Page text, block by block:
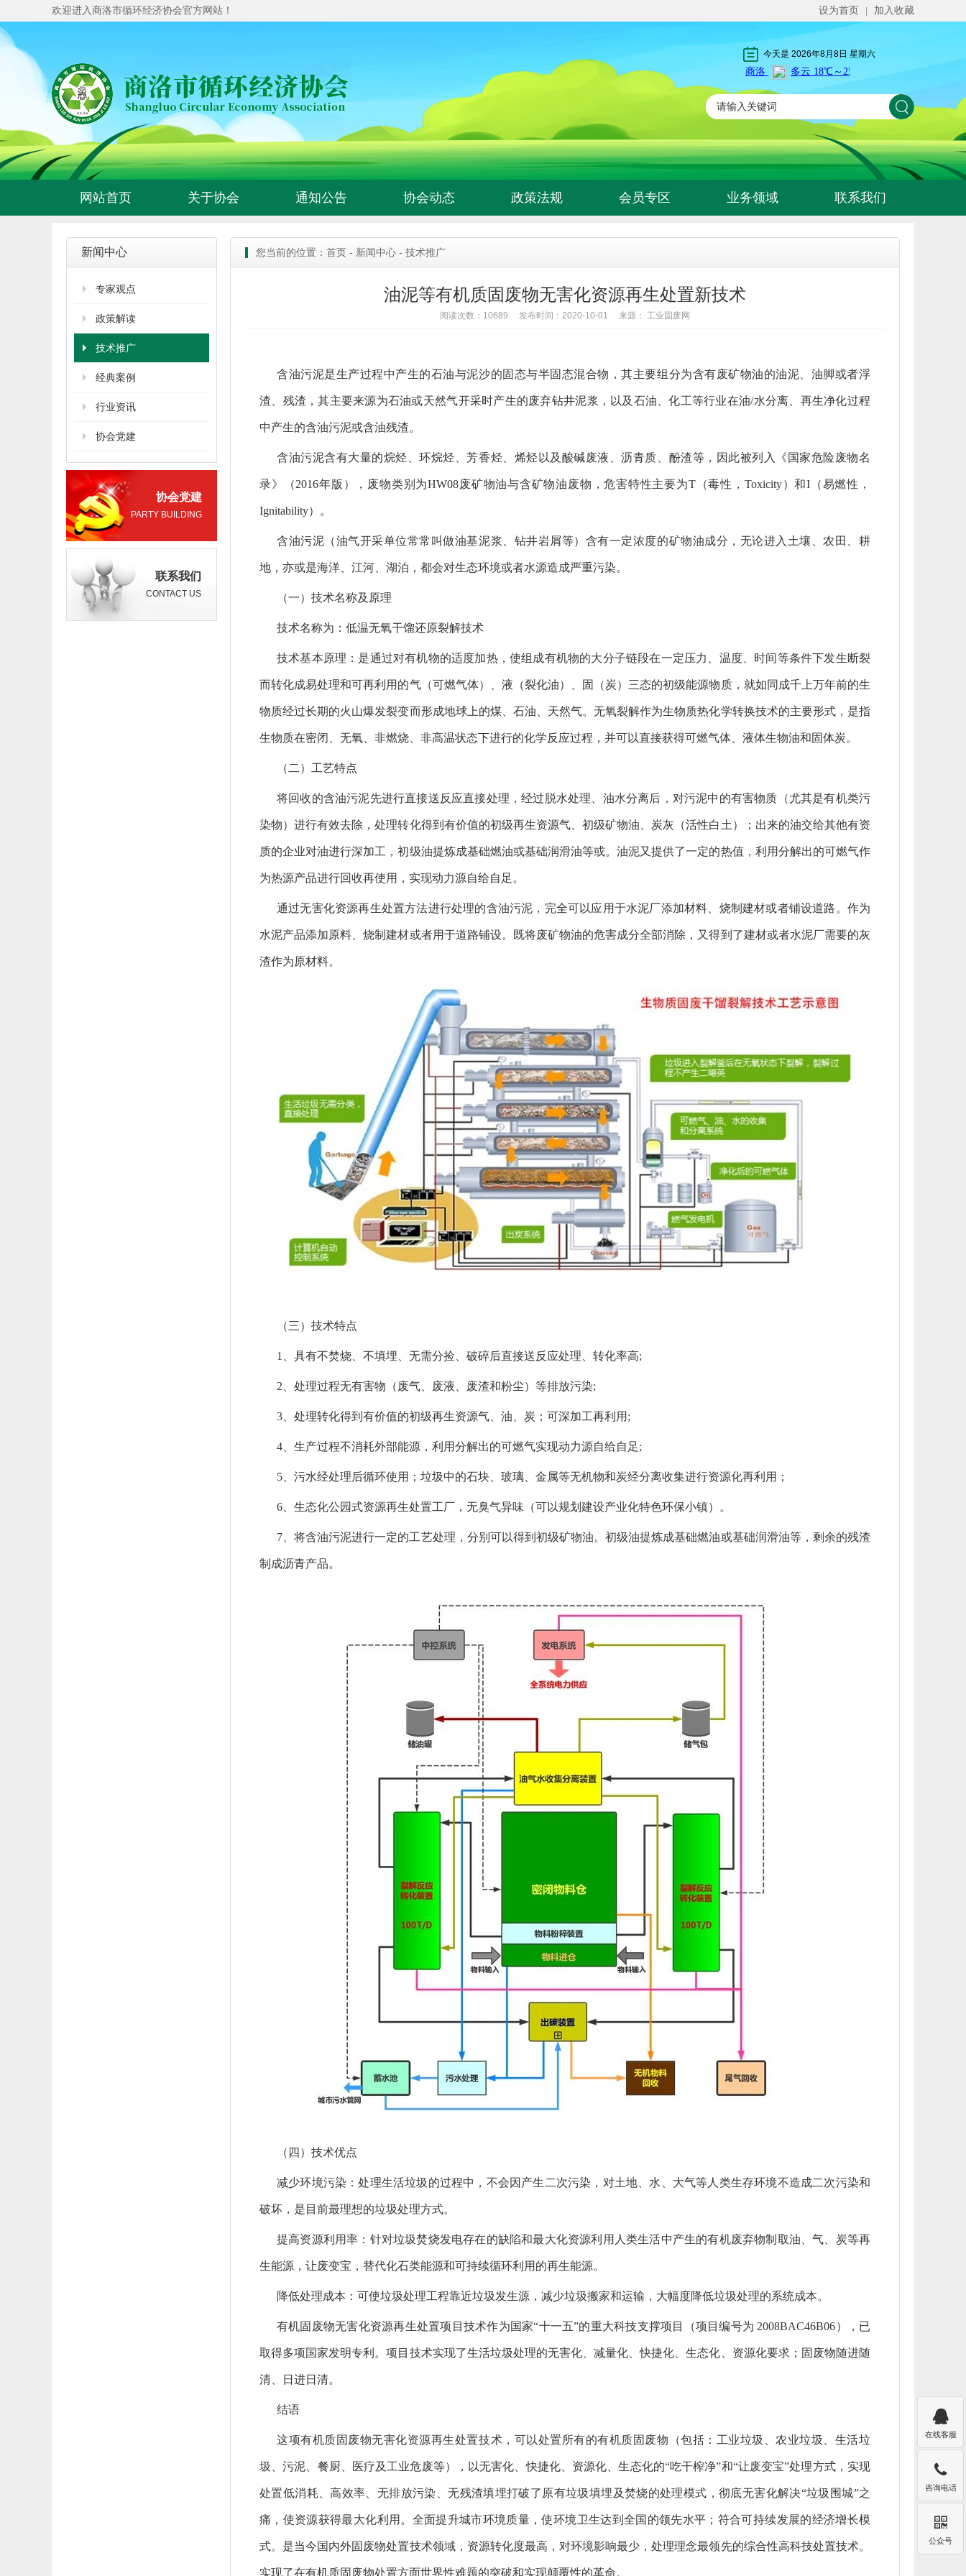
欢迎进入商洛市循环经济协会官方网站！ 设为首页 加入收藏
今天是 2026年8月8日 星期六
网站首页 关于协会 通知公告 协会动态 政策法规 会员专区 业务领域 联系我们
新闻中心
专家观点
政策解读
技术推广
经典案例
行业资讯
协会党建
协会党建
PARTY BUILDING
联系我们
CONTACT US
您当前的位置： 首页 - 新闻中心 - 技术推广
油泥等有机质固废物无害化资源再生处置新技术
阅读次数：10689 发布时间：2020-10-01 来源： 工业固废网
含油污泥是生产过程中产生的石油与泥沙的固态与半固态混合物，其主要组分为含有废矿物油的油泥、油脚或者浮
渣、残渣，其主要来源为石油或天然气开采时产生的废弃钻井泥浆，以及石油、化工等行业在油/水分离、再生净化过程
中产生的含油污泥或含油残渣。
含油污泥含有大量的烷烃、环烷烃、芳香烃、烯烃以及酸碱废液、沥青质、酚渣等，因此被列入《国家危险废物名
录》（2016年版），废物类别为HW08废矿物油与含矿物油废物，危害特性主要为T（毒性，Toxicity）和I（易燃性，
Ignitability）。
含油污泥（油气开采单位常常叫做油基泥浆、钻井岩屑等）含有一定浓度的矿物油成分，无论进入土壤、农田、耕
地，亦或是海洋、江河、湖泊，都会对生态环境或者水源造成严重污染。
（一）技术名称及原理
技术名称为：低温无氧干馏还原裂解技术
技术基本原理：是通过对有机物的适度加热，使组成有机物的大分子链段在一定压力、温度、时间等条件下发生断裂
而转化成易处理和可再利用的气（可燃气体）、液（裂化油）、固（炭）三态的初级能源物质，就如同成千上万年前的生
物质经过长期的火山爆发裂变而形成地球上的煤、石油、天然气。无氧裂解作为生物质热化学转换技术的主要形式，是指
生物质在密闭、无氧、非燃烧、非高温状态下进行的化学反应过程，并可以直接获得可燃气体、液体生物油和固体炭。
（二）工艺特点
将回收的含油污泥先进行直接送反应直接处理，经过脱水处理、油水分离后，对污泥中的有害物质（尤其是有机类污
染物）进行有效去除，处理转化得到有价值的初级再生资源气、初级矿物油、炭灰（活性白土）；出来的油交给其他有资
质的企业对油进行深加工，初级油提炼成基础燃油或基础润滑油等或。油泥又提供了一定的热值，利用分解出的可燃气作
为热源产品进行回收再使用，实现动力源自给自足。
通过无害化资源再生处置方法进行处理的含油污泥，完全可以应用于水泥厂添加材料、烧制建材或者铺设道路。作为
水泥产品添加原料、烧制建材或者用于道路铺设。既将废矿物油的危害成分全部消除，又得到了建材或者水泥厂需要的灰
渣作为原材料。
（三）技术特点
1、具有不焚烧、不填埋、无需分捡、破碎后直接送反应处理、转化率高;
2、处理过程无有害物（废气、废液、废渣和粉尘）等排放污染;
3、处理转化得到有价值的初级再生资源气、油、炭；可深加工再利用;
4、生产过程不消耗外部能源，利用分解出的可燃气实现动力源自给自足;
5、污水经处理后循环使用；垃圾中的石块、玻璃、金属等无机物和炭经分离收集进行资源化再利用；
6、生态化公园式资源再生处置工厂，无臭气异味（可以规划建设产业化特色环保小镇）。
7、将含油污泥进行一定的工艺处理，分别可以得到初级矿物油。初级油提炼成基础燃油或基础润滑油等，剩余的残渣
制成沥青产品。
（四）技术优点
减少环境污染：处理生活垃圾的过程中，不会因产生二次污染，对土地、水、大气等人类生存环境不造成二次污染和
破坏，是目前最理想的垃圾处理方式。
提高资源利用率：针对垃圾焚烧发电存在的缺陷和最大化资源利用人类生活中产生的有机废弃物制取油、气、炭等再
生能源，让废变宝，替代化石类能源和可持续循环利用的再生能源。
降低处理成本：可使垃圾处理工程靠近垃圾发生源，减少垃圾搬家和运输，大幅度降低垃圾处理的系统成本。
有机固废物无害化资源再生处置项目技术作为国家“十一五”的重大科技支撑项目（项目编号为 2008BAC46B06），已
取得多项国家发明专利。项目技术实现了生活垃圾处理的无害化、减量化、快捷化、生态化、资源化要求；固废物随进随
清、日进日清。
结语
这项有机质固废物无害化资源再生处置技术，可以处置所有的有机质固废物（包括：工业垃圾、农业垃圾、生活垃
圾、污泥、餐厨、医疗及工业危废等），以无害化、快捷化、资源化、生态化的“吃干榨净”和“让废变宝”处理方式，实现
处置低消耗、高效率、无排放污染、无残渣填埋打破了原有垃圾填埋及焚烧的处理模式，彻底无害化解决“垃圾围城”之
痛，使资源获得最大化利用。全面提升城市环境质量，使环境卫生达到全国的领先水平；符合可持续发展的经济增长模
式。是当今国内外固废物处置技术领域，资源转化度最高，对环境影响最少，处理理念最领先的综合性高科技处置技术。
实现了在有机质固废物处置方面世界性难题的突破和实现颠覆性的革命。

在线客服

咨询电话

公众号